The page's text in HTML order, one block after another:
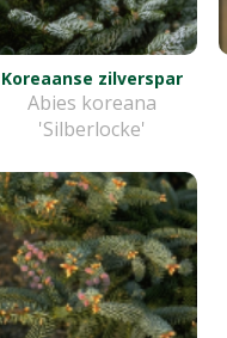
Koreaanse zilverspar
Abies koreana
'Silberlocke'